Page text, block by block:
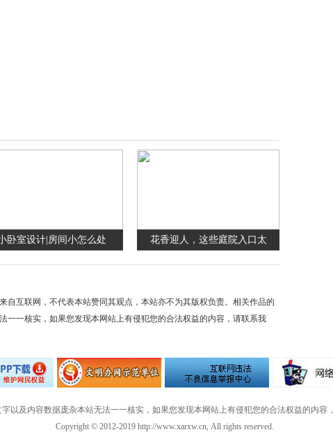
卧室设计|房间小怎么处 花香迎人，这些庭院入口太
自互联网，不代表本站赞同其观点，本站亦不为其版权负责。相关作品的
一一核实，如果您发现本网站上有侵犯您的合法权益的内容，请联系我
以及内容数据庞杂本站无法一一核实，如果您发现本网站上有侵犯您的合法权益的内容
Copyright © 2012-2019 http://www.xarxw.cn, All rights reserved.